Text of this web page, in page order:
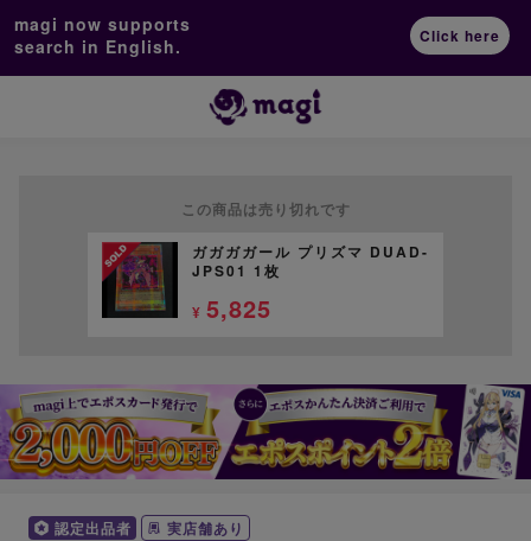
magi now supports
search in English.
Click here
この商品は売り切れです
ガガガガール プリズマ DUAD-
JPS01 1枚
¥ 5,825
認定出品者 実店舗あり